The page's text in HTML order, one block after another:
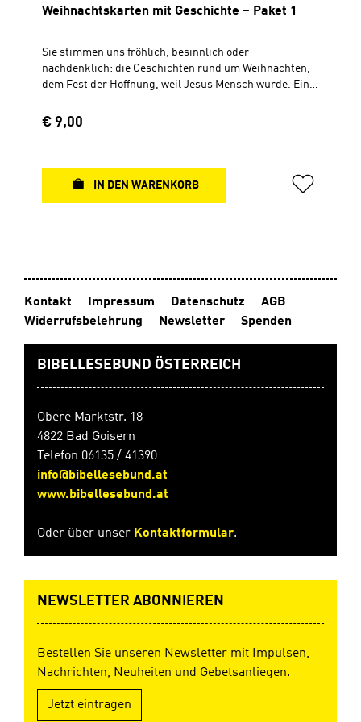
Weihnachtskarten mit Geschichte – Paket 1
Sie stimmen uns fröhlich, besinnlich oder
nachdenklich: die Geschichten rund um Weihnachten,
dem Fest der Hoffnung, weil Jesus Mensch wurde. Eine
viele kleine Anlässe während der Adventszeit! Auf der
beiliegenden Karte mit einem passenden Bibelvers ist
Weihnachtskarten mit Geschichte im Paket: Stille
Regulärer Preis:
€ 9,00
IN DEN WARENKORB
Kontakt Impressum Datenschutz
AGB
Widerrufsbelehrung
Newsletter Spenden
BIBELLESEBUND ÖSTERREICH
Obere Marktstr. 18
4822 Bad Goisern
Telefon 06135 / 41390
info@bibellesebund.at
www.bibellesebund.at
Oder über unser Kontaktformular.
NEWSLETTER ABONNIEREN
Bestellen Sie unseren Newsletter mit Impulsen,
Nachrichten, Neuheiten und Gebetsanliegen.
Jetzt eintragen